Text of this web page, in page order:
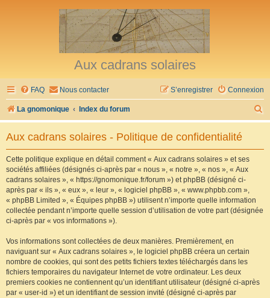
Aux cadrans solaires
FAQ Nous contacter Connexion
S’enregistrer
La gnomonique Index du forum
e
Aux cadrans solaires - Politique de confidentialité
Cette politique explique en détail comment « Aux cadrans solaires » et ses
sociétés affiliées (désignés ci-après par « nous », « notre », « nos », « Aux
cadrans solaires », « https://gnomonique.fr/forum ») et phpBB (désigné ci-
après par « ils », « eux », « leur », « logiciel phpBB », « www.phpbb.com »,
« phpBB Limited », « Équipes phpBB ») utilisent n’importe quelle information
collectée pendant n’importe quelle session d’utilisation de votre part (désignée
ci-après par « vos informations »).
Vos informations sont collectées de deux manières. Premièrement, en
naviguant sur « Aux cadrans solaires », le logiciel phpBB créera un certain
nombre de cookies, qui sont des petits fichiers textes téléchargés dans les
fichiers temporaires du navigateur Internet de votre ordinateur. Les deux
premiers cookies ne contiennent qu’un identifiant utilisateur (désigné ci-après
par « user-id ») et un identifiant de session invité (désigné ci-après par